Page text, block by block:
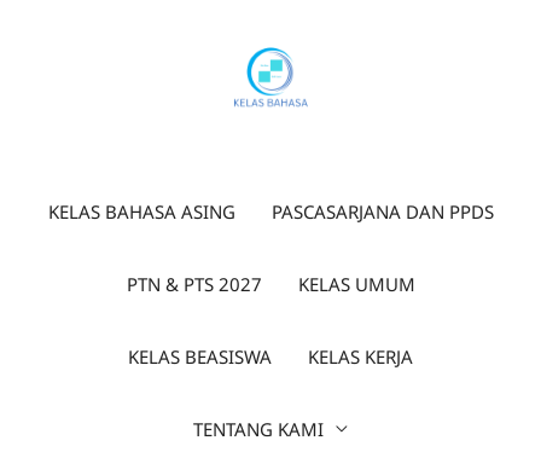
KELAS BAHASA ASING PASCASARJANA DAN PPDS
PTN & PTS 2027 KELAS UMUM
KELAS BEASISWA KELAS KERJA
TENTANG KAMI